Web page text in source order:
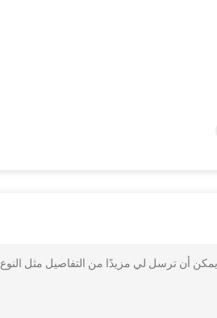
100 غرام طعم حار فيتامين سي هل يمكن أن ترسل لي مزيدًا من التفاصيل مثل النوع